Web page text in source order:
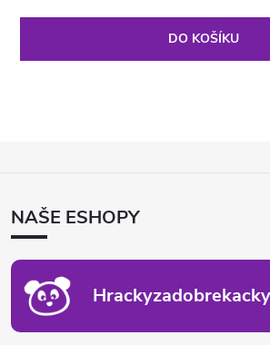
DO KOŠÍKU
ANAŠE ESHOPY